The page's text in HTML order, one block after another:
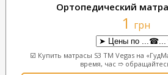
Ортопедический
1 грн
☑️ Купить матрасы S3 ТМ Vegas на
время, час ➱